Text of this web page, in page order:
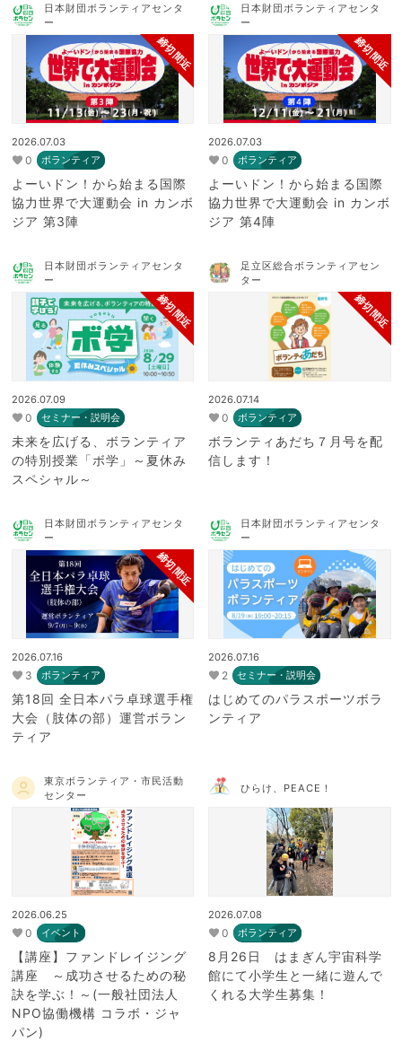
日本財団ボランティアセンタ
ー
締切間近
2026.07.03
0 ボランティア
よーいドン！から始まる国際
協力世界で大運動会 in カンボ
ジア 第3陣
日本財団ボランティアセンタ
ー
締切間近
2026.07.03
0 ボランティア
よーいドン！から始まる国際
協力世界で大運動会 in カンボ
ジア 第4陣
日本財団ボランティアセンタ
ー
締切間近
2026.07.09
0 セミナー・説明会
未来を広げる、ボランティア
の特別授業「ボ学」～夏休み
スペシャル～
足立区総合ボランティアセン
ター
締切間近
2026.07.14
0 ボランティア
ボランティあだち７月号を配
信します！
日本財団ボランティアセンタ
ー
締切間近
2026.07.16
3 ボランティア
第18回 全日本パラ卓球選手権
大会（肢体の部）運営ボラン
ティア
日本財団ボランティアセンタ
ー
2026.07.16
2 セミナー・説明会
はじめてのパラスポーツボラ
ンティア
東京ボランティア・市民活動
センター
2026.06.25
0 イベント
【講座】ファンドレイジング
講座 ～成功させるための秘
訣を学ぶ！～(一般社団法人
NPO協働機構 コラボ・ジャ
パン)
ひらけ、PEACE！
2026.07.08
0 ボランティア
8月26日 はまぎん宇宙科学
館にて小学生と一緒に遊んで
くれる大学生募集！